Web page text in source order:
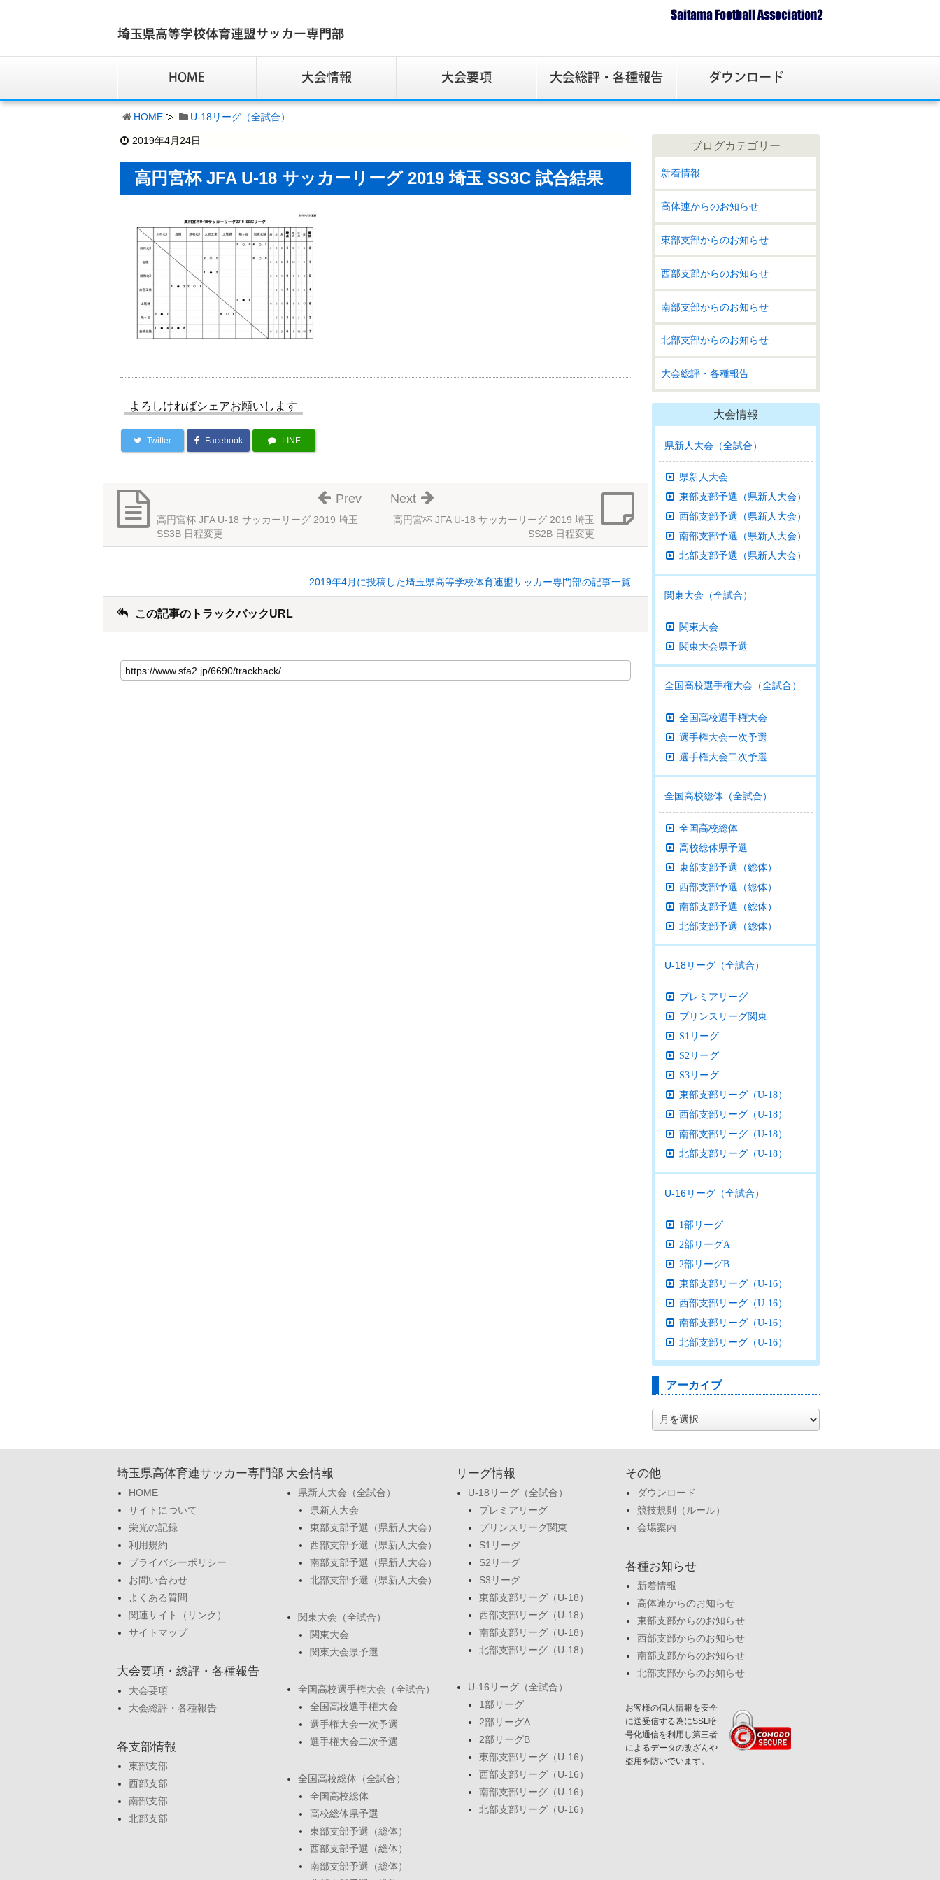
HOME U-18リーグ（全試合）
2019年4月24日
高円宮杯 JFA U-18 サッカーリーグ 2019 埼玉 SS3C 試合結果
よろしければシェアお願いします
Twitter Facebook LINE
高円宮杯 JFA U-18 サッカーリーグ 2019 埼玉
SS2B 日程変更
Next
高円宮杯 JFA U-18 サッカーリーグ 2019 埼玉
SS3B 日程変更
Prev
2019年4月に投稿した埼玉県高等学校体育連盟サッカー専門部の記事一覧
この記事のトラックバックURL
ブログカテゴリー
新着情報
高体連からのお知らせ
東部支部からのお知らせ
西部支部からのお知らせ
南部支部からのお知らせ
北部支部からのお知らせ
大会総評・各種報告
大会情報
県新人大会（全試合）
県新人大会
東部支部予選（県新人大会）
西部支部予選（県新人大会）
南部支部予選（県新人大会）
北部支部予選（県新人大会）
関東大会（全試合）
関東大会
関東大会県予選
全国高校選手権大会（全試合）
全国高校選手権大会
選手権大会一次予選
選手権大会二次予選
全国高校総体（全試合）
全国高校総体
高校総体県予選
東部支部予選（総体）
西部支部予選（総体）
南部支部予選（総体）
北部支部予選（総体）
U-18リーグ（全試合）
プレミアリーグ
プリンスリーグ関東
S1リーグ
S2リーグ
S3リーグ
東部支部リーグ（U-18）
西部支部リーグ（U-18）
南部支部リーグ（U-18）
北部支部リーグ（U-18）
U-16リーグ（全試合）
1部リーグ
2部リーグA
2部リーグB
東部支部リーグ（U-16）
西部支部リーグ（U-16）
南部支部リーグ（U-16）
北部支部リーグ（U-16）
アーカイブ
ー
ブ
埼玉県高体育連サッカー専門部
HOME
サイトについて
栄光の記録
利用規約
プライバシーポリシー
お問い合わせ
よくある質問
関連サイト（リンク）
サイトマップ
大会要項・総評・各種報告
大会要項
大会総評・各種報告
各支部情報
東部支部
西部支部
南部支部
北部支部
大会情報
県新人大会（全試合）
県新人大会
東部支部予選（県新人大会）
西部支部予選（県新人大会）
南部支部予選（県新人大会）
北部支部予選（県新人大会）
関東大会（全試合）
関東大会
関東大会県予選
全国高校選手権大会（全試合）
全国高校選手権大会
選手権大会一次予選
選手権大会二次予選
全国高校総体（全試合）
全国高校総体
高校総体県予選
東部支部予選（総体）
西部支部予選（総体）
南部支部予選（総体）
リーグ情報
U-18リーグ（全試合）
プレミアリーグ
プリンスリーグ関東
S1リーグ
S2リーグ
S3リーグ
東部支部リーグ（U-18）
西部支部リーグ（U-18）
南部支部リーグ（U-18）
北部支部リーグ（U-18）
U-16リーグ（全試合）
1部リーグ
2部リーグA
2部リーグB
東部支部リーグ（U-16）
西部支部リーグ（U-16）
南部支部リーグ（U-16）
北部支部リーグ（U-16）
その他
ダウンロード
競技規則（ルール）
会場案内
各種お知らせ
新着情報
高体連からのお知らせ
東部支部からのお知らせ
西部支部からのお知らせ
南部支部からのお知らせ
北部支部からのお知らせ
お客様の個人情報を安全
に送受信する為にSSL暗
号化通信を利用し第三者
によるデータの改ざんや
盗用を防いでいます。